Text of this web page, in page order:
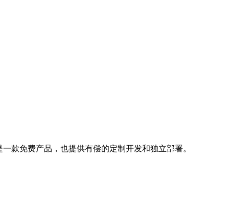
款免费产品，也提供有偿的定制开发和独立部署。